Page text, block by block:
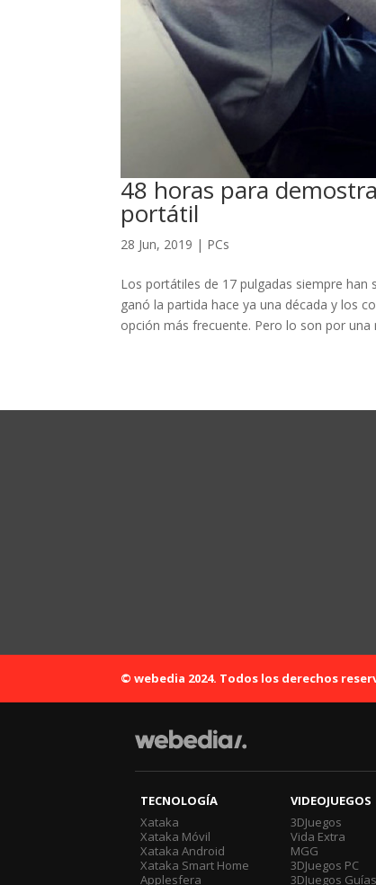
48 horas para
portátil
28 Jun, 2019 | PCs
Los portátiles de 17 pulgadas siempre han
ganó la partida hace ya una década y los
opción más frecuente. Pero lo son por una
© webedia 2024. Todos los derechos
TECNOLOGÍA
Xataka
Xataka Móvil
Xataka Android
Xataka Smart Home
Applesfera
VIDEOJUEGOS
3DJuegos
Vida Extra
MGG
3DJuegos PC
3DJuegos Guías